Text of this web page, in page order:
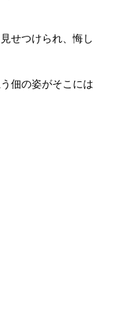
せつけられ、悔し
佃の姿がそこには